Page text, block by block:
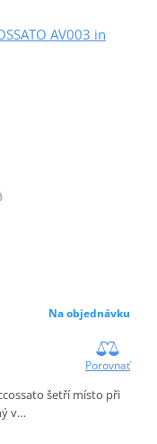
AV003 in
Na objednávku
Porovnať
šetří místo při
v…